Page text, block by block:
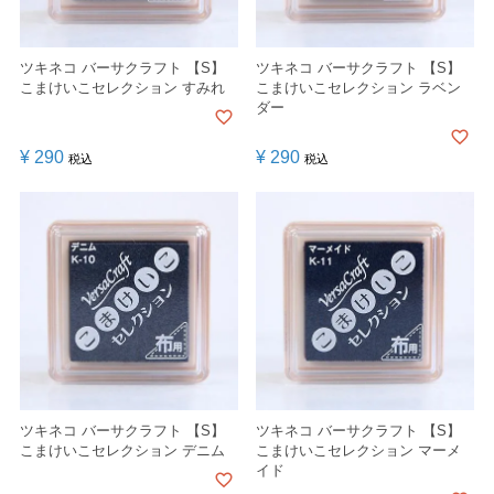
ツキネコ バーサクラフト 【S】
こまけいこセレクション すみれ
¥ 290 税込
ツキネコ バーサクラフト 【S】
こまけいこセレクション ラベン
ダー
¥ 290 税込
ツキネコ バーサクラフト 【S】
こまけいこセレクション デニム
ツキネコ バーサクラフト 【S】
こまけいこセレクション マーメ
イド